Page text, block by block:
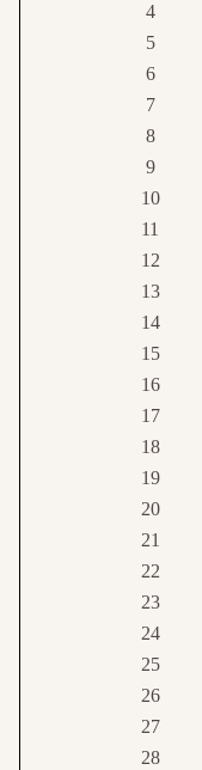
4
5
6
7
8
9
10
11
12
13
14
15
16
17
18
19
20
21
22
23
24
25
26
27
28